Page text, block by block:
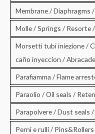
Membrane / Diaphragms
Molle / Springs / Resorte
Morsetti tubi iniezione /
caño inyeccion /
Parafiamma / Flame
Paraolio / Oil seals /
Parapolvere / Dust seals
Perni e rulli /